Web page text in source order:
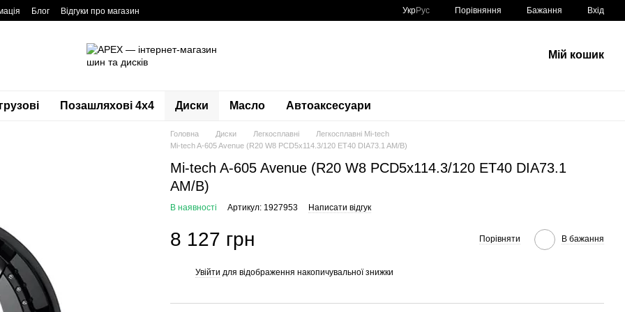
Блог Відгуки про магазин УкрРус Порівняння Бажання Вхід
Мій кошик
Позашляхові 4х4 Диски Масло Автоаксесуари
Головна Диски Легкосплавні
Легкосплавні Mi-tech
Mi-tech A-605 Avenue (R20 W8 PCD5x114.3/120 ET40 DIA73.1 AM/B)
Mi-tech A-605 Avenue (R20 W8 PCD5x114.3/120 ET40 DIA73.1
AM/B)
В наявності Артикул: 1927953 Написати відгук
8 127 грн Порівняти В бажання
Увійти для відображення накопичувальної знижки